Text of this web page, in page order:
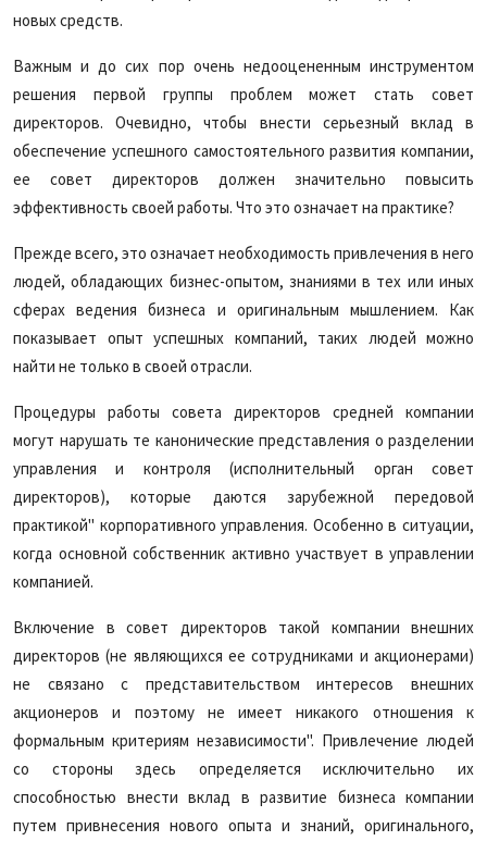
новых средств.
Важным и до сих пор очень недооцененным инструментом
решения первой группы проблем может стать совет
директоров. Очевидно, чтобы внести серьезный вклад в
обеспечение успешного самостоятельного развития компании,
ее совет директоров должен значительно повысить
эффективность своей работы. Что это означает на практике?
Прежде всего, это означает необходимость привлечения в него
людей, обладающих бизнес-опытом, знаниями в тех или иных
сферах ведения бизнеса и оригинальным мышлением. Как
показывает опыт успешных компаний, таких людей можно
найти не только в своей отрасли.
Процедуры работы совета директоров средней компании
могут нарушать те канонические представления о разделении
управления и контроля (исполнительный орган совет
директоров), которые даются зарубежной передовой
практикой" корпоративного управления. Особенно в ситуации,
когда основной собственник активно участвует в управлении
компанией.
Включение в совет директоров такой компании внешних
директоров (не являющихся ее сотрудниками и акционерами)
не связано с представительством интересов внешних
акционеров и поэтому не имеет никакого отношения к
формальным критериям независимости". Привлечение людей
со стороны здесь определяется исключительно их
способностью внести вклад в развитие бизнеса компании
путем привнесения нового опыта и знаний, оригинального,